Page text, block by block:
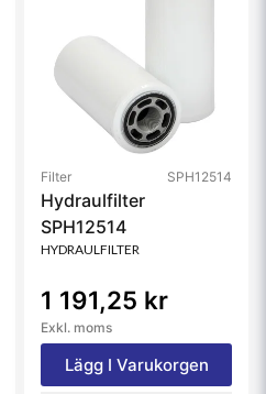
Filter SPH12514
Hydraulfilter
SPH12514
HYDRAULFILTER
1 191,25 kr
Exkl. moms
Lägg I Varukorgen